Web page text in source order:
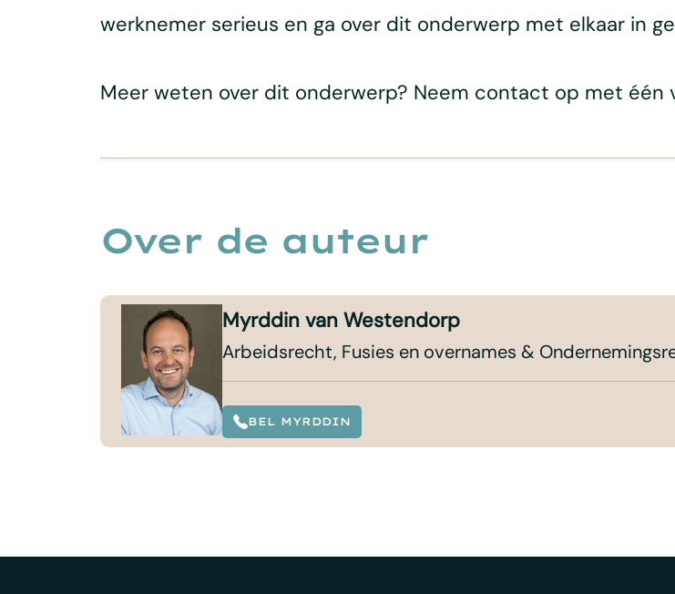
werknemer serieus en ga over dit onderwerp met elkaar in
Meer weten over dit onderwerp? Neem contact op met één
Over de auteur
Myrddin van Westendorp
Arbeidsrecht, Fusies en overnames &
BEL MYRDDIN